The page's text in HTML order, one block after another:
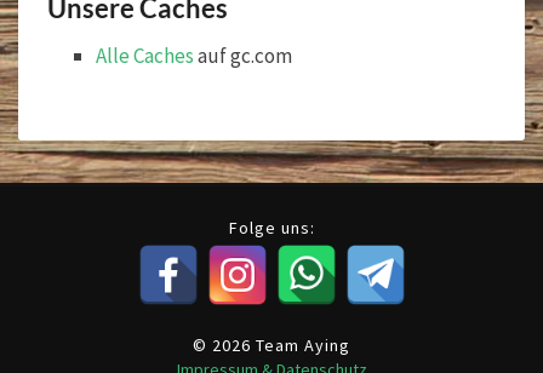
Unsere Caches
Alle Cachesauf gc.com
Folge uns:
© 2026 Team Aying